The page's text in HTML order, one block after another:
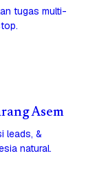
tugas multi-
Asem
leads, &
natural.